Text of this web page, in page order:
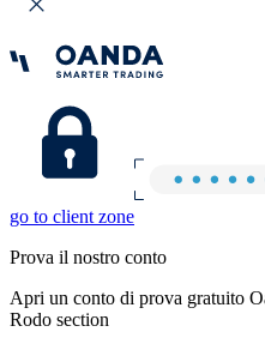
go to client zone
Prova il nostro conto
Apri un conto di prova gratuito
Rodo section